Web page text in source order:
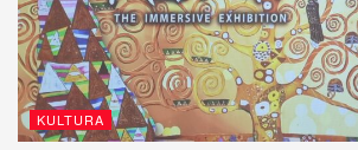
KULTURA